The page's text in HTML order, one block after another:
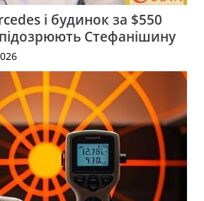
і будинок за $550
Стефанішину